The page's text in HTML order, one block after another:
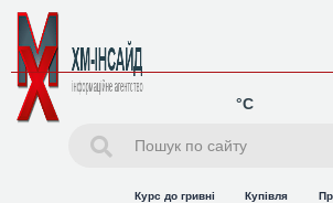
°C
Курс до гривні Купівля